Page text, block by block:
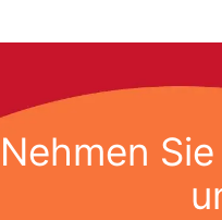
Nehmen